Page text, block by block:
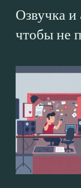
Озвучка
чтобы не